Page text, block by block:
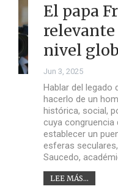
El papa
relevante
nivel
Jun 3, 2025
Hablar del legado
hacerlo de un
histórica, social,
cuya congruencia
establecer un
esferas
Saucedo,
LEE MÁS...